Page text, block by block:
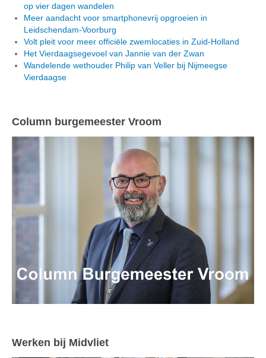
op vier dagen wandelen
Meer aandacht voor smartphonevrij opgroeien in
Leidschendam-Voorburg
Volt pleit voor meer officiële zwemlocaties in Zuid-Holland
Het Vierdaagsegevoel van Jannie van der Zwan
Wandelende wethouder Philip van Veller bij Nijmeegse
Vierdaagse
Column burgemeester Vroom
Werken bij Midvliet